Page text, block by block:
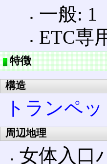
一般: 1
ETC専
特徴
構造
トランペ
周辺地理
女体入口